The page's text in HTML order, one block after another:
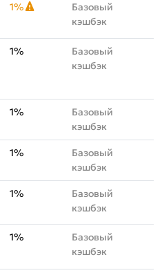
1%
Базовый
кэшбэк
1%
Базовый
кэшбэк
1%
Базовый
кэшбэк
1%
Базовый
кэшбэк
1%
Базовый
кэшбэк
1%
Базовый
кэшбэк